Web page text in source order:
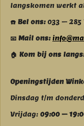
langskomen werkt
☎️ Bel ons: 033 – 285
📧 Mail ons:
🏠 Kom bij ons
Openingstijden
Dinsdag t/m
Vrijdag: 09:00 –